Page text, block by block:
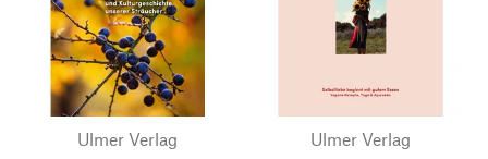
Ulmer Verlag
Ulmer Verlag